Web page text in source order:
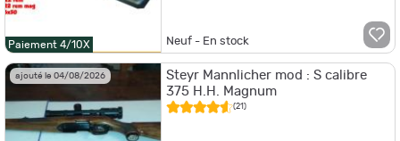
Paiement 4/10X Neuf - En stock
ajouté le 04/08/2026
Steyr Mannlicher mod : S calibre
375 H.H. Magnum
(21)